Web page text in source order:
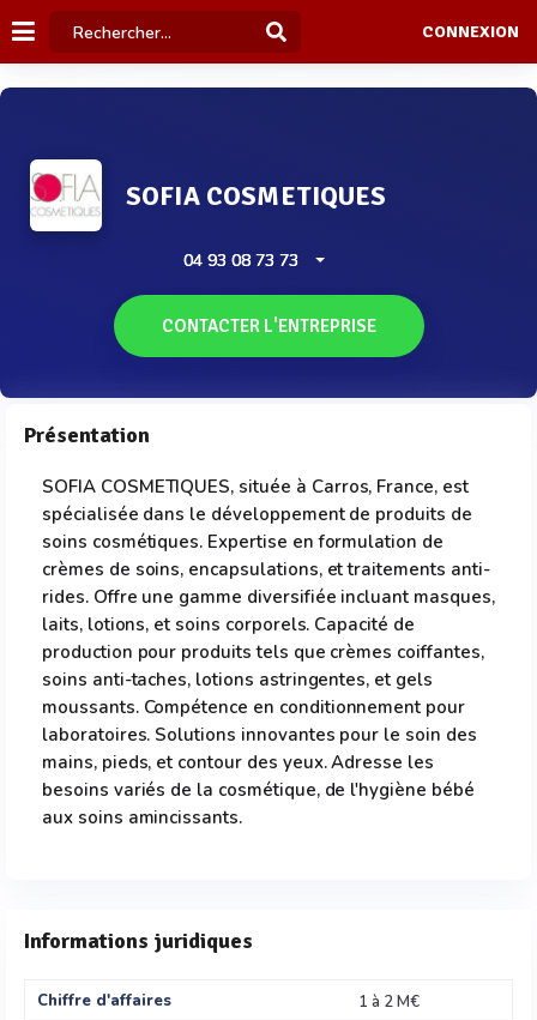
CONNEXION
SOFIA COSMETIQUES
04 93 08 73 73
CONTACTER L'ENTREPRISE
Présentation
SOFIA COSMETIQUES, située à Carros, France, est
spécialisée dans le développement de produits de
soins cosmétiques. Expertise en formulation de
crèmes de soins, encapsulations, et traitements anti-
rides. Offre une gamme diversifiée incluant masques,
laits, lotions, et soins corporels. Capacité de
production pour produits tels que crèmes coiffantes,
soins anti-taches, lotions astringentes, et gels
moussants. Compétence en conditionnement pour
laboratoires. Solutions innovantes pour le soin des
mains, pieds, et contour des yeux. Adresse les
besoins variés de la cosmétique, de l'hygiène bébé
aux soins amincissants.
Informations juridiques
Chiffre d'affaires
1 à 2 M€